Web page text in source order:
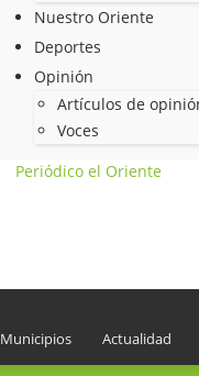
Nuestro Oriente
Deportes
Opinión
Artículos de
Voces
Periódico el Oriente
Municipios Actualidad